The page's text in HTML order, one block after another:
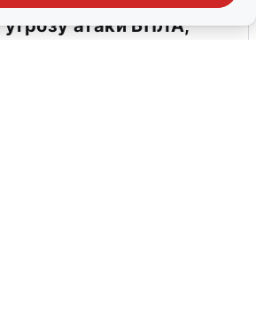
атаки БПЛА,